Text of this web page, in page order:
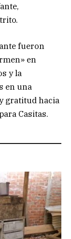
fueron
en
y la
en una
gratitud hacia
Casitas.